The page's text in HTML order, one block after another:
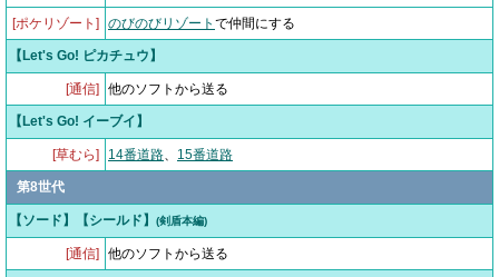
[ポケリゾート] のびのびリゾート で仲間にする
【Let's Go! ピカチュウ】
[通信] 他のソフトから送る
【Let's Go! イーブイ】
[草むら] 14番道路、 15番道路
第8世代
【ソード】【シールド】 (剣盾本編)
[通信] 他のソフトから送る